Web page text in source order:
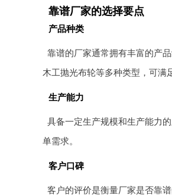
靠谱厂家的选择要点
产品种类
靠谱的厂家通常拥有丰富的产
木工抛光布轮等多种类型，可满
生产能力
具备一定生产规模和生产能力
单需求。
客户口碑
客户的评价是衡量厂家是否靠